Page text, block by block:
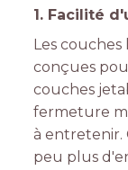
1. Facilité
Les
conçues
couches
fermeture
à entretenir.
peu plus